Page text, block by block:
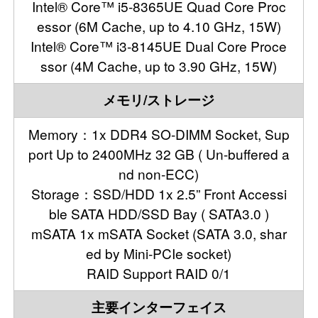
Intel® Core™ i5-8365UE Quad Core Proc
essor (6M Cache, up to 4.10 GHz, 15W)
Intel® Core™ i3-8145UE Dual Core Proce
ssor (4M Cache, up to 3.90 GHz, 15W)
メモリ/ストレージ
Memory：1x DDR4 SO-DIMM Socket, Sup
port Up to 2400MHz 32 GB ( Un-buffered a
nd non-ECC)
Storage：SSD/HDD 1x 2.5” Front Accessi
ble SATA HDD/SSD Bay ( SATA3.0 )
mSATA 1x mSATA Socket (SATA 3.0, shar
ed by Mini-PCIe socket)
RAID Support RAID 0/1
主要インターフェイス